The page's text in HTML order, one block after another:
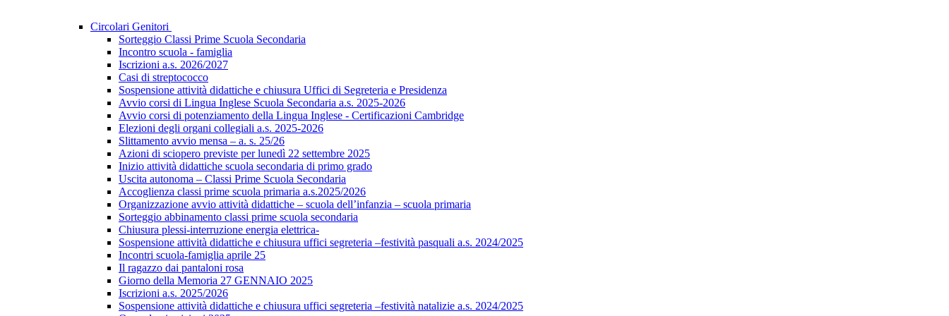
Circolari Genitori
Sorteggio Classi Prime Scuola Secondaria
Incontro scuola - famiglia
Iscrizioni a.s. 2026/2027
Casi di streptococco
Sospensione attività didattiche e chiusura Uffici di Segreteria e Presidenza
Avvio corsi di Lingua Inglese Scuola Secondaria a.s. 2025-2026
Avvio corsi di potenziamento della Lingua Inglese - Certificazioni Cambridge
Elezioni degli organi collegiali a.s. 2025-2026
Slittamento avvio mensa – a. s. 25/26
Azioni di sciopero previste per lunedì 22 settembre 2025
Inizio attività didattiche scuola secondaria di primo grado
Uscita autonoma – Classi Prime Scuola Secondaria
Accoglienza classi prime scuola primaria a.s.2025/2026
Organizzazione avvio attività didattiche – scuola dell’infanzia – scuola primaria
Sorteggio abbinamento classi prime scuola secondaria
Chiusura plessi-interruzione energia elettrica-
Sospensione attività didattiche e chiusura uffici segreteria –festività pasquali a.s. 2024/2025
Incontri scuola-famiglia aprile 25
Il ragazzo dai pantaloni rosa
Giorno della Memoria 27 GENNAIO 2025
Iscrizioni a.s. 2025/2026
Sospensione attività didattiche e chiusura uffici segreteria –festività natalizie a.s. 2024/2025